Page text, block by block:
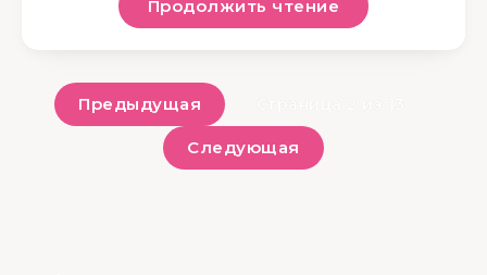
Продолжить чтение
Предыдущая
Следующая